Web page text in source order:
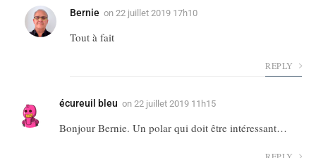
Bernie on 22 juillet 2019 17h10
Tout à fait
REPLY
écureuil bleu on 22 juillet 2019 11h15
Bonjour Bernie. Un polar qui doit être intéressant…
REPLY